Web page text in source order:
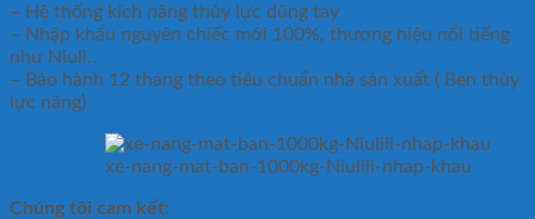
– Hệ thống kích nâng thủy lực dùng tay
– Nhập khẩu nguyên chiếc mới 100%, thương hiệu nổi tiếng
như Niuli..
– Bảo hành 12 tháng theo tiêu chuẩn nhà sản xuất ( Ben thủy
lực nâng)
xe-nang-mat-ban-1000kg-Niulili-nhap-khau
Chúng tôi cam kết: